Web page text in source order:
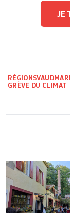
JE
RÉGIONSVAUD
GRÈVE DU CLIMAT